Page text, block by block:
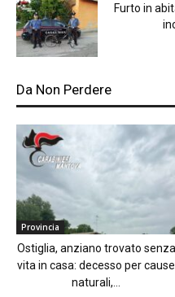
Furto in
Da Non Perdere
Provincia
Ostiglia, anziano trovato senza
vita in casa: decesso per cause
naturali,...